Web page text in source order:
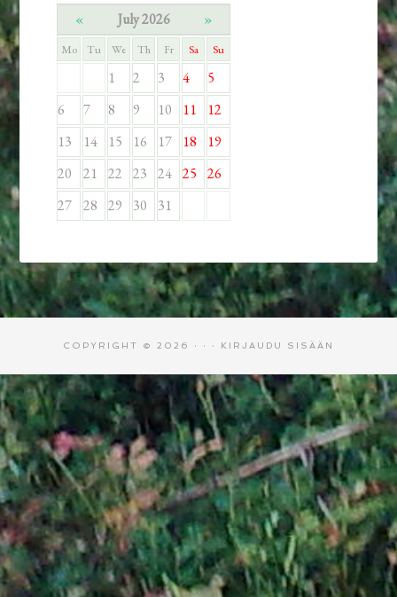
« July 2026 »
Mo Tu We Th Fr Sa Su
1 2 3 4
5
6
7 8 9 10 11
12
13
14 15 16 17 18
19
20
21 22 23 24 25
26
27
28 29 30 31
COPYRIGHT © 2026 · · · KIRJAUDU SISÄÄN